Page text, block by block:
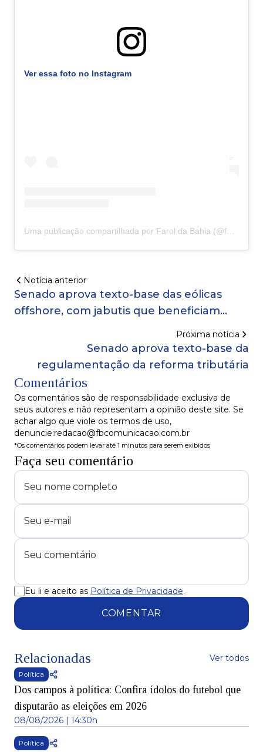
Ver essa foto no Instagram
Notícia anterior
Senado aprova texto-base das eólicas
offshore, com jabutis que beneficiam
Próxima notícia
Senado aprova texto-base da
regulamentação da reforma tributária
Comentários
Os comentários são de responsabilidade exclusiva de
seus autores e não representam a opinião deste site. Se
achar algo que viole os termos de uso,
denuncie:redacao@fbcomunicacao.com.br
*Os comentários podem levar até 1 minutos para serem exibidos
Faça seu comentário
Eu li e aceito as Política de Privacidade.
COMENTAR
Relacionadas Ver todos
Política
Dos campos à política: Confira ídolos do futebol que
disputarão as eleições em 2026
08/08/2026 | 14:30h
Política